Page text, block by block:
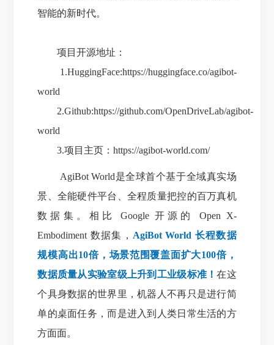
智能的新时代。
项目开源地址：
1.HuggingFace:https://huggingface.co/agibot-
world
2.Github:https://github.com/OpenDriveLab/agibot-
world
3.项目主页：https://agibot-world.com/
AgiBot World是全球首个基于全域真实场
景、全能硬件平台、全程质量把控的百万真机
数据集。相比 Google 开源的 Open X-
Embodiment 数据集， AgiBot World 长程数据
规模高出10倍，场景范围覆盖面扩大100倍，
数据质量从实验室级上升到工业级标准！在这
个具身数据的世界里，机器人不再只是进行简
单的桌面任务，而是进入到人类日常生活的方
方面面。